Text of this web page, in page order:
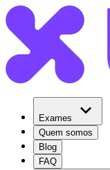
Exames
Quem somos
Blog
FAQ